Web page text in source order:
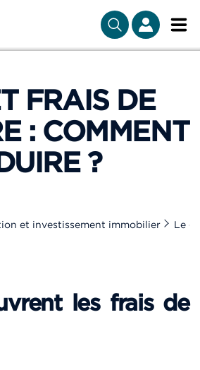
FRAIS DE
: COMMENT
?
et investissement immobilier Le
les frais de